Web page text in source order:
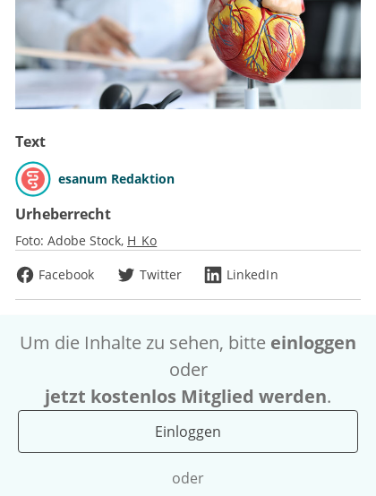
Text
esanum Redaktion
Urheberrecht
Foto: Adobe Stock H_Ko
Facebook
Twitter LinkedIn
Um die Inhalte zu sehen, bitte einloggen
oder
jetzt kostenlos Mitglied werden.
Einloggen
oder